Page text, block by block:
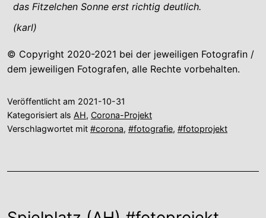
das Fitzelchen Sonne erst richtig deutlich.
(karl)
© Copyright 2020-2021 bei der jeweiligen Fotografin /
dem jeweiligen Fotografen, alle Rechte vorbehalten.
Veröffentlicht am 2021-10-31
Kategorisiert als AH, Corona-Projekt
Verschlagwortet mit #corona, #fotografie, #fotoprojekt